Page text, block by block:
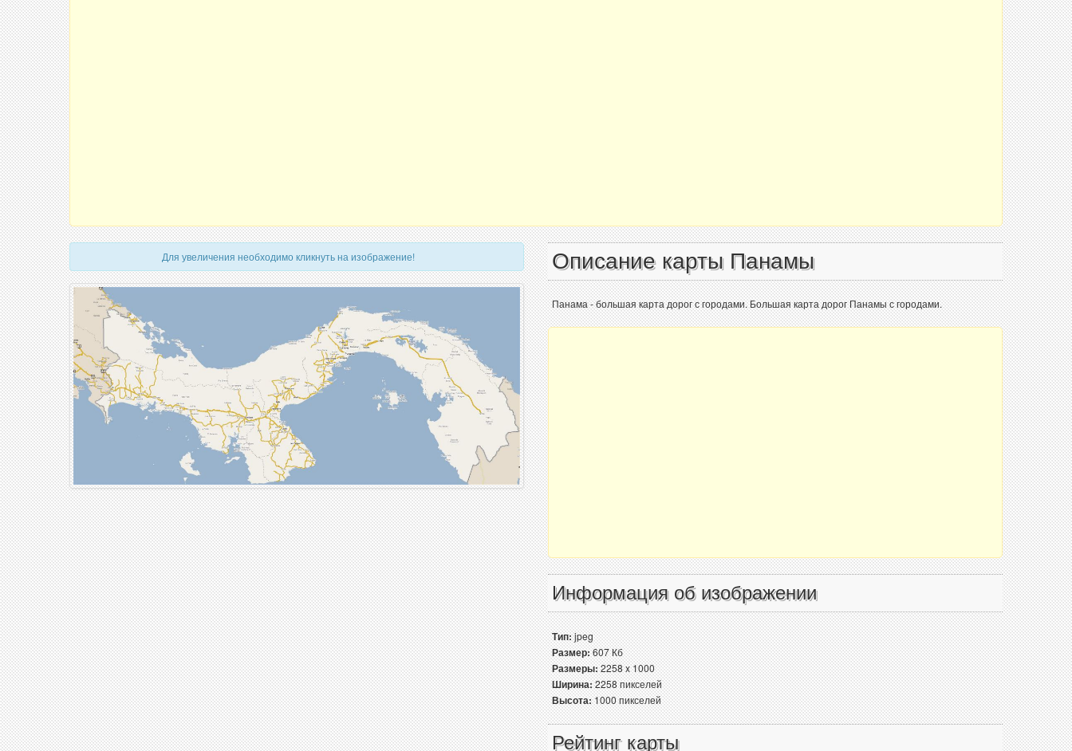
Для увеличения необходимо кликнуть на изображение! Описание карты Панамы
Панама - большая карта дорог с городами. Большая карта дорог Панамы с городами.
Информация об изображении
Тип:jpeg
Размер:607 Кб
Размеры:2258 x 1000
Ширина:2258 пикселей
Высота:1000 пикселей
Рейтинг карты